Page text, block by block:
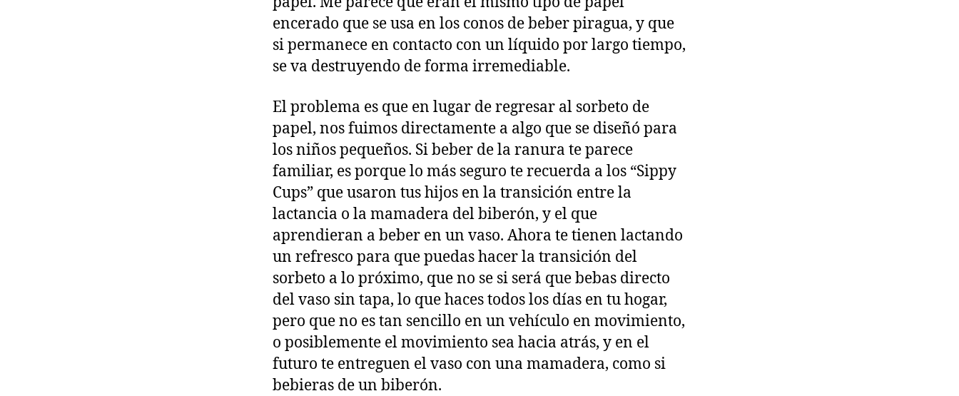
encerado que se usa en los conos de beber piragua, y que
si permanece en contacto con un líquido por largo tiempo,
se va destruyendo de forma irremediable.
El problema es que en lugar de regresar al sorbeto de
papel, nos fuimos directamente a algo que se diseñó para
los niños pequeños. Si beber de la ranura te parece
familiar, es porque lo más seguro te recuerda a los “Sippy
Cups” que usaron tus hijos en la transición entre la
lactancia o la mamadera del biberón, y el que
aprendieran a beber en un vaso. Ahora te tienen lactando
un refresco para que puedas hacer la transición del
sorbeto a lo próximo, que no se si será que bebas directo
del vaso sin tapa, lo que haces todos los días en tu hogar,
pero que no es tan sencillo en un vehículo en movimiento,
o posiblemente el movimiento sea hacia atrás, y en el
futuro te entreguen el vaso con una mamadera, como si
bebieras de un biberón.